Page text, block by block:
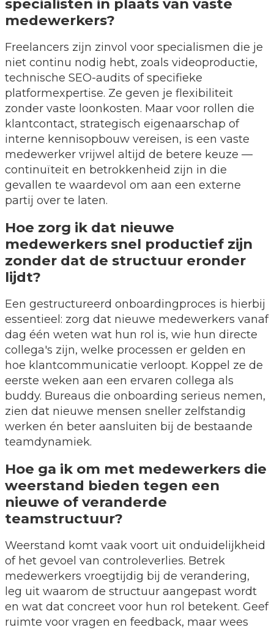
specialisten in plaats van vaste
medewerkers?
Freelancers zijn zinvol voor specialismen die je
niet continu nodig hebt, zoals videoproductie,
technische SEO-audits of specifieke
platformexpertise. Ze geven je flexibiliteit
zonder vaste loonkosten. Maar voor rollen die
klantcontact, strategisch eigenaarschap of
interne kennisopbouw vereisen, is een vaste
medewerker vrijwel altijd de betere keuze —
continuïteit en betrokkenheid zijn in die
gevallen te waardevol om aan een externe
partij over te laten.
Hoe zorg ik dat nieuwe
medewerkers snel productief zijn
zonder dat de structuur eronder
lijdt?
Een gestructureerd onboardingproces is hierbij
essentieel: zorg dat nieuwe medewerkers vanaf
dag één weten wat hun rol is, wie hun directe
collega's zijn, welke processen er gelden en
hoe klantcommunicatie verloopt. Koppel ze de
eerste weken aan een ervaren collega als
buddy. Bureaus die onboarding serieus nemen,
zien dat nieuwe mensen sneller zelfstandig
werken én beter aansluiten bij de bestaande
teamdynamiek.
Hoe ga ik om met medewerkers die
weerstand bieden tegen een
nieuwe of veranderde
teamstructuur?
Weerstand komt vaak voort uit onduidelijkheid
of het gevoel van controleverlies. Betrek
medewerkers vroegtijdig bij de verandering,
leg uit waarom de structuur aangepast wordt
en wat dat concreet voor hun rol betekent. Geef
ruimte voor vragen en feedback, maar wees